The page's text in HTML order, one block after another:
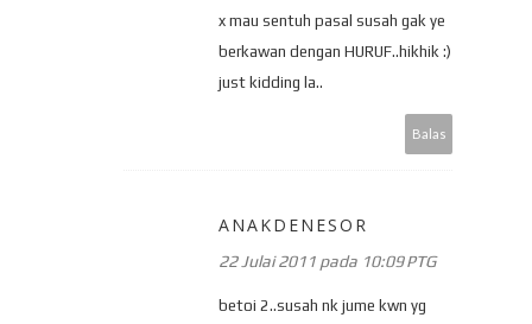
x mau sentuh pasal susah gak ye
berkawan dengan HURUF..hikhik :)
just kidding la..
Balas
ANAKDENESOR
22 Julai 2011 pada 10:09 PTG
betoi 2..susah nk jume kwn yg